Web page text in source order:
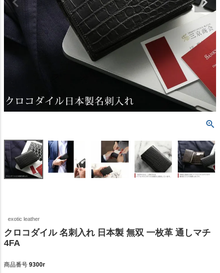
exotic leather
クロコダイル 名刺入れ 日本製 無双 一枚革 通しマチ
4FA
商品番号 9300r